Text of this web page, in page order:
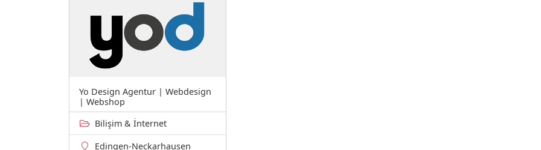
Yo Design Agentur | Webdesign
| Webshop
Bilişim & İnternet
Edingen-Neckarhausen